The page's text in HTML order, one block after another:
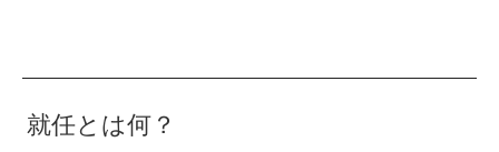
就任とは何？